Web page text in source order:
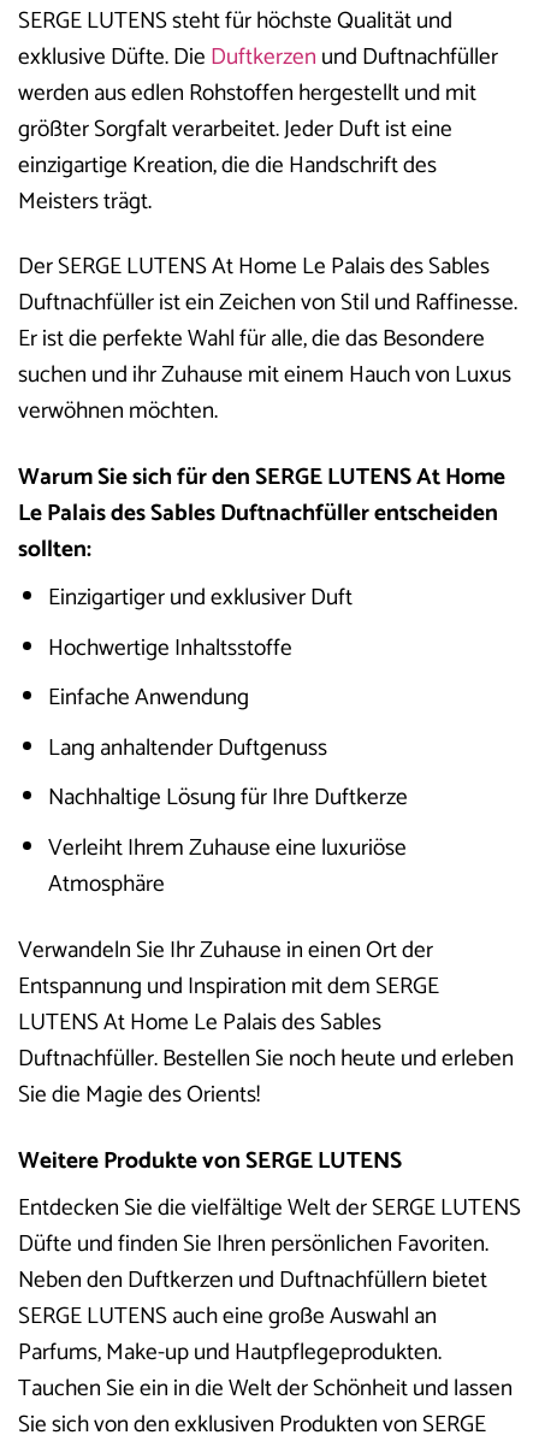
SERGE LUTENS steht für höchste Qualität und
exklusive Düfte. DieDuftkerzenund Duftnachfüller
werden aus edlen Rohstoffen hergestellt und mit
größter Sorgfalt verarbeitet. Jeder Duft ist eine
einzigartige Kreation, die die Handschrift des
Meisters trägt.
Der SERGE LUTENS At Home Le Palais des Sables
Duftnachfüller ist ein Zeichen von Stil und Raffinesse.
Er ist die perfekte Wahl für alle, die das Besondere
suchen und ihr Zuhause mit einem Hauch von Luxus
verwöhnen möchten.
Warum Sie sich für den SERGE LUTENS At Home
Le Palais des Sables Duftnachfüller entscheiden
sollten:
Einzigartiger und exklusiver Duft
Hochwertige Inhaltsstoffe
Einfache Anwendung
Lang anhaltender Duftgenuss
Nachhaltige Lösung für Ihre Duftkerze
Verleiht Ihrem Zuhause eine luxuriöse
Atmosphäre
Verwandeln Sie Ihr Zuhause in einen Ort der
Entspannung und Inspiration mit dem SERGE
LUTENS At Home Le Palais des Sables
Duftnachfüller. Bestellen Sie noch heute und erleben
Sie die Magie des Orients!
Weitere Produkte von SERGE LUTENS
Entdecken Sie die vielfältige Welt der SERGE LUTENS
Düfte und finden Sie Ihren persönlichen Favoriten.
Neben den Duftkerzen und Duftnachfüllern bietet
SERGE LUTENS auch eine große Auswahl an
Parfums, Make-up und Hautpflegeprodukten.
Tauchen Sie ein in die Welt der Schönheit und lassen
Sie sich von den exklusiven Produkten von SERGE